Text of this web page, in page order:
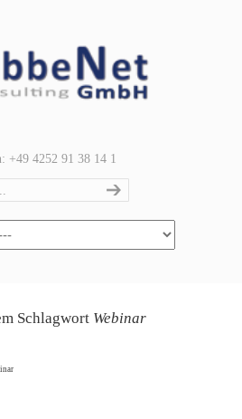
+49 4252 91 38 14 1
Schlagwort Webinar